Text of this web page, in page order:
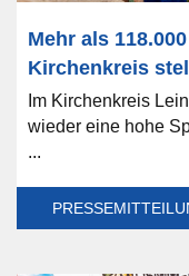
Mehr als
Kirchenkreis
Im Kirchenkreis
wieder eine hohe
...